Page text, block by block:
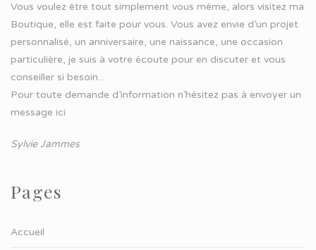
Vous voulez être tout simplement vous même, alors visitez ma
Boutique, elle est faite pour vous. Vous avez envie d’un projet
personnalisé, un anniversaire, une naissance, une occasion
particulière, je suis à votre écoute pour en discuter et vous
conseiller si besoin…
Pour toute demande d’information n’hésitez pas à envoyer un
message ici
Sylvie Jammes
Pages
Accueil